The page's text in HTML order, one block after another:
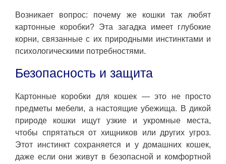
Возникает вопрос: почему же кошки так любят
картонные коробки? Эта загадка имеет глубокие
корни, связанные с их природными инстинктами и
психологическими потребностями.
Безопасность и защита
Картонные коробки для кошек — это не просто
предметы мебели, а настоящие убежища. В дикой
природе кошки ищут узкие и укромные места,
чтобы спрятаться от хищников или других угроз.
Этот инстинкт сохраняется и у домашних кошек,
даже если они живут в безопасной и комфортной